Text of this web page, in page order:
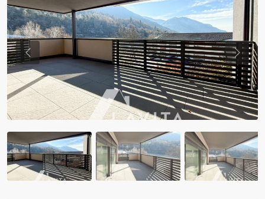
Previous